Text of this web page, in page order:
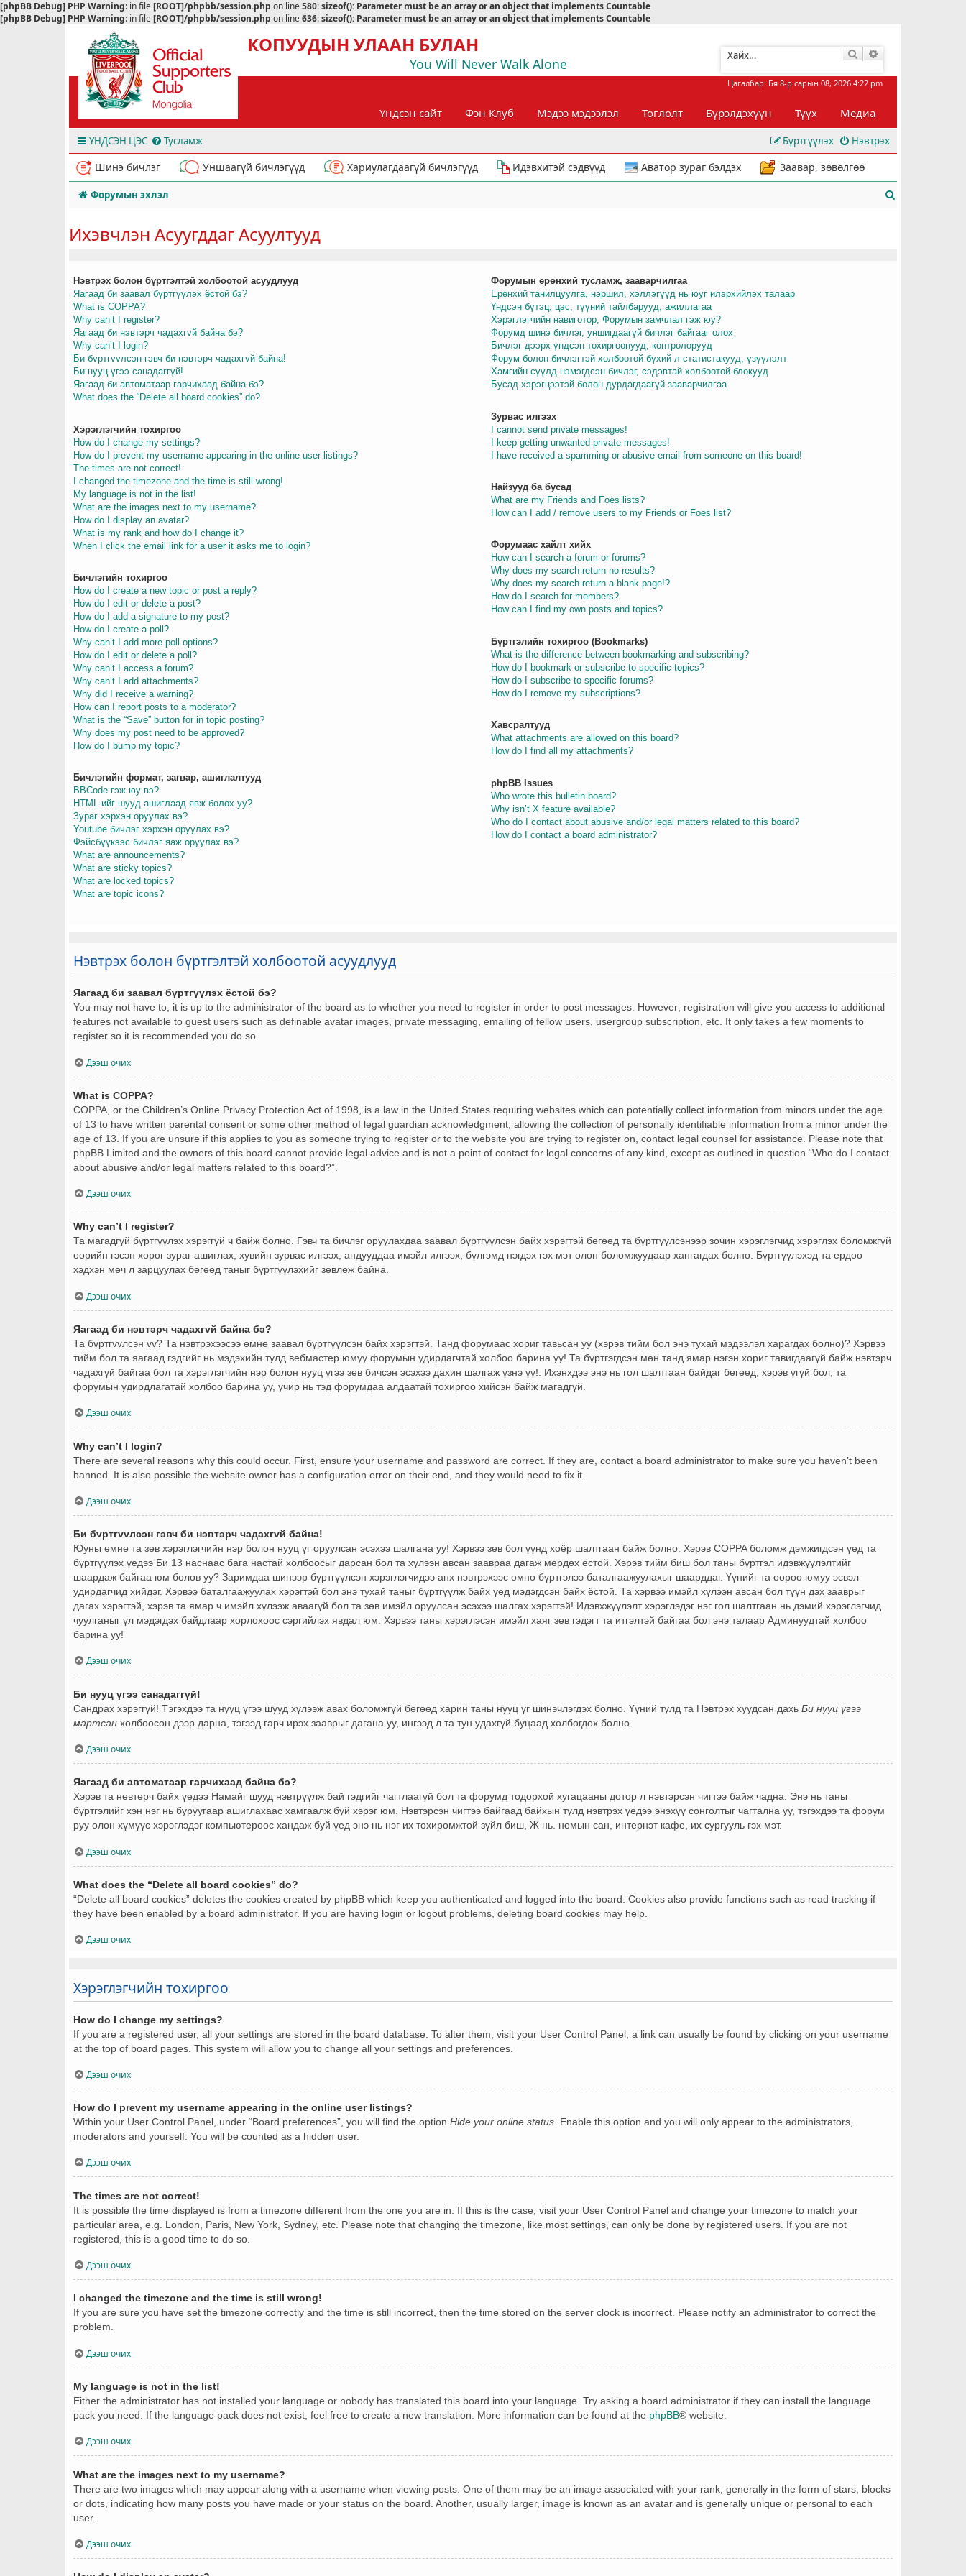
[phpBB Debug] PHP Warning: in file[ROOT]/phpbb/session.php on line580:sizeof(): Parameter must be an array or an object that implements Countable
[phpBB Debug] PHP Warning: in file[ROOT]/phpbb/session.php on line636:sizeof(): Parameter must be an array or an object that implements Countable
КОПУУДЫН УЛААН БУЛАН
You Will Never Walk Alone
Хайлт
Цагалбар: Бя 8-р сарын 08, 2026 4:22 pm
Үндсэн сайт Фэн Клуб Мэдээ мэдээлэл Тоглолт Бүрэлдэхүүн Түүх Медиа
ҮНДСЭН ЦЭС Тусламж Нэвтрэх
Бүртгүүлэх
Шинэ бичлэг Уншаагүй бичлэгүүд Хариулагдаагүй бичлэгүүд Идэвхитэй сэдвүүд Аватор зураг бэлдэх Заавар, зөвөлгөө
Форумын эхлэл
Ихэвчлэн Асуугддаг Асуултууд
Нэвтрэх болон бүртгэлтэй холбоотой асуудлууд
Яагаад би заавал бүртгүүлэх ёстой бэ?
What is COPPA?
Why can’t I register?
Яагаад би нэвтэрч чадахгvй байна бэ?
Why can’t I login?
Би бvртгvvлсэн гэвч би нэвтэрч чадахгvй байна!
Би нууц үгээ санадаггүй!
Яагаад би автоматаар гарчихаад байна бэ?
What does the “Delete all board cookies” do?
Хэрэглэгчийн тохиргоо
How do I change my settings?
How do I prevent my username appearing in the online user listings?
The times are not correct!
I changed the timezone and the time is still wrong!
My language is not in the list!
What are the images next to my username?
How do I display an avatar?
What is my rank and how do I change it?
When I click the email link for a user it asks me to login?
Бичлэгийн тохиргоо
How do I create a new topic or post a reply?
How do I edit or delete a post?
How do I add a signature to my post?
How do I create a poll?
Why can’t I add more poll options?
How do I edit or delete a poll?
Why can’t I access a forum?
Why can’t I add attachments?
Why did I receive a warning?
How can I report posts to a moderator?
What is the “Save” button for in topic posting?
Why does my post need to be approved?
How do I bump my topic?
Бичлэгийн формат, загвар, ашиглалтууд
BBCode гэж юу вэ?
HTML-ийг шууд ашиглаад явж болох уу?
Зураг хэрхэн оруулах вэ?
Youtube бичлэг хэрхэн оруулах вэ?
Фэйсбүүкээс бичлэг яаж оруулах вэ?
What are announcements?
What are sticky topics?
What are locked topics?
What are topic icons?
Форумын ерөнхий тусламж, зааварчилгаа
Ерөнхий танилцуулга, нэршил, хэллэгүүд нь юуг илэрхийлэх талаар
Үндсэн бүтэц, цэс, түүний тайлбарууд, ажиллагаа
Хэрэглэгчийн навиготор, Форумын замчлал гэж юу?
Форумд шинэ бичлэг, уншигдаагүй бичлэг байгааг олох
Бичлэг дээрх үндсэн тохиргоонууд, контролорууд
Форум болон бичлэгтэй холбоотой бүхий л статистакууд, үзүүлэлт
Хамгийн сүүлд нэмэгдсэн бичлэг, сэдэвтай холбоотой блокууд
Бусад хэрэгцээтэй болон дурдагдаагүй зааварчилгаа
Зурвас илгээх
I cannot send private messages!
I keep getting unwanted private messages!
I have received a spamming or abusive email from someone on this board!
Найзууд ба бусад
What are my Friends and Foes lists?
How can I add / remove users to my Friends or Foes list?
Форумаас хайлт хийх
How can I search a forum or forums?
Why does my search return no results?
Why does my search return a blank page!?
How do I search for members?
How can I find my own posts and topics?
Бүртгэлийн тохиргоо (Bookmarks)
What is the difference between bookmarking and subscribing?
How do I bookmark or subscribe to specific topics?
How do I subscribe to specific forums?
How do I remove my subscriptions?
Хавсралтууд
What attachments are allowed on this board?
How do I find all my attachments?
phpBB Issues
Who wrote this bulletin board?
Why isn’t X feature available?
Who do I contact about abusive and/or legal matters related to this board?
How do I contact a board administrator?
Нэвтрэх болон бүртгэлтэй холбоотой асуудлууд
Яагаад би заавал бүртгүүлэх ёстой бэ?
You may not have to, it is up to the administrator of the board as to whether you need to register in order to post messages. However; registration will give you access to additional
features not available to guest users such as definable avatar images, private messaging, emailing of fellow users, usergroup subscription, etc. It only takes a few moments to
register so it is recommended you do so.
Дээш очих
What is COPPA?
COPPA, or the Children’s Online Privacy Protection Act of 1998, is a law in the United States requiring websites which can potentially collect information from minors under the age
of 13 to have written parental consent or some other method of legal guardian acknowledgment, allowing the collection of personally identifiable information from a minor under the
age of 13. If you are unsure if this applies to you as someone trying to register or to the website you are trying to register on, contact legal counsel for assistance. Please note that
phpBB Limited and the owners of this board cannot provide legal advice and is not a point of contact for legal concerns of any kind, except as outlined in question “Who do I contact
about abusive and/or legal matters related to this board?”.
Дээш очих
Why can’t I register?
Та магадгүй бүртгүүлэх хэрэггүй ч байж болно. Гэвч та бичлэг оруулахдаа заавал бүртгүүлсэн байх хэрэгтэй бөгөөд та бүртгүүлсэнээр зочин хэрэглэгчид хэрэглэх боломжгүй
өөрийн гэсэн хөрөг зураг ашиглах, хувийн зурвас илгээх, андууддаа имэйл илгээх, бүлгэмд нэгдэх гэх мэт олон боломжуудаар хангагдах болно. Бүртгүүлэхэд та ердөө
хэдхэн мөч л зарцуулах бөгөөд таныг бүртгүүлэхийг зөвлөж байна.
Дээш очих
Яагаад би нэвтэрч чадахгvй байна бэ?
Та бvртгvvлсэн vv? Та нэвтрэхээсээ өмнө заавал бүртгүүлсэн байх хэрэгтэй. Танд форумаас хориг тавьсан уу (хэрэв тийм бол энэ тухай мэдээлэл харагдах болно)? Хэрвээ
тийм бол та яагаад гэдгийг нь мэдэхийн тулд вебмастер юмуу форумын удирдагчтай холбоо барина уу! Та бүртгэгдсэн мөн танд ямар нэгэн хориг тавигдаагүй байж нэвтэрч
чадахгүй байгаа бол та хэрэглэгчийн нэр болон нууц үгээ зөв бичсэн эсэхээ дахин шалгаж үзнэ үү!. Ихэнхдээ энэ нь гол шалтгаан байдаг бөгөөд, хэрэв үгүй бол, та
форумын удирдлагатай холбоо барина уу, учир нь тэд форумдаа алдаатай тохиргоо хийсэн байж магадгүй.
Дээш очих
Why can’t I login?
There are several reasons why this could occur. First, ensure your username and password are correct. If they are, contact a board administrator to make sure you haven’t been
banned. It is also possible the website owner has a configuration error on their end, and they would need to fix it.
Дээш очих
Би бvртгvvлсэн гэвч би нэвтэрч чадахгvй байна!
Юуны өмнө та зөв хэрэглэгчийн нэр болон нууц үг оруулсан эсэхээ шалгана уу! Хэрвээ зөв бол үүнд хоёр шалтгаан байж болно. Хэрэв COPPA боломж дэмжигдсэн үед та
бүртгүүлэх үедээ Би 13 наснаас бага настай холбоосыг дарсан бол та хүлээн авсан заавраа дагаж мөрдөх ёстой. Хэрэв тийм биш бол таны бүртгэл идэвжүүлэлтийг
шаардаж байгаа юм болов уу? Заримдаа шинээр бүртгүүлсэн хэрэглэгчидээ анх нэвтрэхээс өмнө бүртгэлээ баталгаажуулахыг шаарддаг. Үүнийг та өөрөө юмуу эсвэл
удирдагчид хийдэг. Хэрвээ баталгаажуулах хэрэгтэй бол энэ тухай таныг бүртгүүлж байх үед мэдэгдсэн байх ёстой. Та хэрвээ имэйл хүлээн авсан бол түүн дэх зааврыг
дагах хэрэгтэй, хэрэв та ямар ч имэйл хүлээж аваагүй бол та зөв имэйл оруулсан эсэхээ шалгах хэрэгтэй! Идэвхжүүлэлт хэрэглэдэг нэг гол шалтгаан нь дэмий хэрэглэгчид
чуулганыг үл мэдэгдэх байдлаар хорлохоос сэргийлэх явдал юм. Хэрвээ таны хэрэглэсэн имэйл хаяг зөв гэдэгт та итгэлтэй байгаа бол энэ талаар Админуудтай холбоо
барина уу!
Дээш очих
Би нууц үгээ санадаггүй!
Сандрах хэрэггүй! Тэгэхдээ та нууц үгээ шууд хүлээж авах боломжгүй бөгөөд харин таны нууц үг шинэчлэгдэх болно. Үүний тулд та Нэвтрэх хуудсан дахь Би нууц үгээ
мартсан холбоосон дээр дарна, тэгээд гарч ирэх зааврыг дагана уу, ингээд л та тун удахгүй буцаад холбогдох болно.
Дээш очих
Яагаад би автоматаар гарчихаад байна бэ?
Хэрэв та нөвтөрч байх үедээ Намайг шууд нэвтрүүлж бай гэдгийг чагтлаагүй бол та форумд тодорхой хугацааны дотор л нэвтэрсэн чигтээ байж чадна. Энэ нь таны
бүртгэлийг хэн нэг нь буруугаар ашиглахаас хамгаалж буй хэрэг юм. Нэвтэрсэн чигтээ байгаад байхын тулд нэвтрэх үедээ энэхүү сонголтыг чагтална уу, тэгэхдээ та форум
руу олон хүмүүс хэрэглэдэг компьютероос хандаж буй үед энэ нь нэг их тохиромжтой зүйл биш, Ж нь. номын сан, интернэт кафе, их сургууль гэх мэт.
Дээш очих
What does the “Delete all board cookies” do?
“Delete all board cookies” deletes the cookies created by phpBB which keep you authenticated and logged into the board. Cookies also provide functions such as read tracking if
they have been enabled by a board administrator. If you are having login or logout problems, deleting board cookies may help.
Дээш очих
Хэрэглэгчийн тохиргоо
How do I change my settings?
If you are a registered user, all your settings are stored in the board database. To alter them, visit your User Control Panel; a link can usually be found by clicking on your username
at the top of board pages. This system will allow you to change all your settings and preferences.
Дээш очих
How do I prevent my username appearing in the online user listings?
Within your User Control Panel, under “Board preferences”, you will find the option Hide your online status. Enable this option and you will only appear to the administrators,
moderators and yourself. You will be counted as a hidden user.
Дээш очих
The times are not correct!
It is possible the time displayed is from a timezone different from the one you are in. If this is the case, visit your User Control Panel and change your timezone to match your
particular area, e.g. London, Paris, New York, Sydney, etc. Please note that changing the timezone, like most settings, can only be done by registered users. If you are not
registered, this is a good time to do so.
Дээш очих
I changed the timezone and the time is still wrong!
If you are sure you have set the timezone correctly and the time is still incorrect, then the time stored on the server clock is incorrect. Please notify an administrator to correct the
problem.
Дээш очих
My language is not in the list!
Either the administrator has not installed your language or nobody has translated this board into your language. Try asking a board administrator if they can install the language
pack you need. If the language pack does not exist, feel free to create a new translation. More information can be found at the phpBB® website.
Дээш очих
What are the images next to my username?
There are two images which may appear along with a username when viewing posts. One of them may be an image associated with your rank, generally in the form of stars, blocks
or dots, indicating how many posts you have made or your status on the board. Another, usually larger, image is known as an avatar and is generally unique or personal to each
user.
Дээш очих